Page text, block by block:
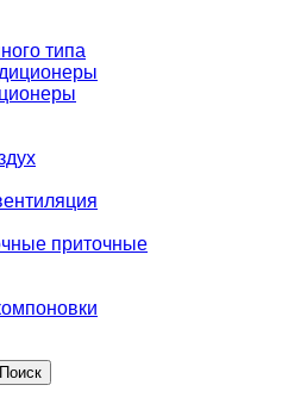
типа
приточные
Поиск